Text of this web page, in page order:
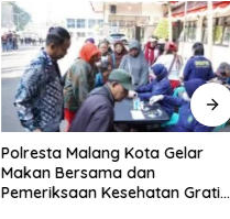
Polresta Malang Kota Gelar
Makan Bersama dan
Pemeriksaan Kesehatan Gratis,